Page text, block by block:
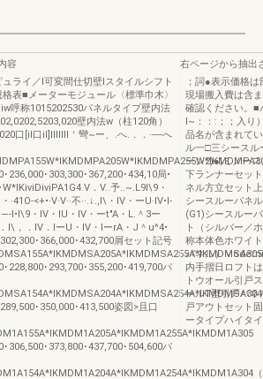
容
ライ／l可変間仕切壁Iスタイルシフト
表■メーターモジュール〈標準巾木〉
呼称1015202530パネルタイプ壁内法
壁内法w（柱120角）
口[il口il]IIIIIII＇彎~ー、.へ.．．·----へ
236,000･303,300･367,200･434,10局•
．V..予..~.L9I\9・
<+•·V·V··不··.↓.,I\・IV・ーU·IV•l-
l•I\9・IV・IU・IV・ーt"A・L.＾3ー
I\，．IV．IーU・IV・lーrA・J＾u^4•
･366,000･432,700屑セット記号
228,800･293,700･355,200･419,700パ
･350,000･413,500姿図>且口
306,500･373,800･437,700･504,600パ
右ページから抽出
；詞●表示価格
現場搬入費は含
確認ください。■
I~：：:；；入り
品名が含まれて
ル一□三シースル
ーン2)●|ミノー
下ランナーセッ
ネル方立セット
シースルーパネ
(G1)シースルー
ト（シルバー／
称本体色ホワイ
パネル）
内手摺日ロフト
トウオール引戸
ールT型引戸パネ
戸アウトセット
ータイプハイタ